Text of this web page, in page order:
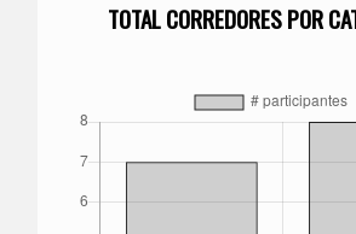
TOTAL CORREDORES POR